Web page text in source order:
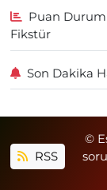
Puan
Fikstür
Son Dakika
RSS
©